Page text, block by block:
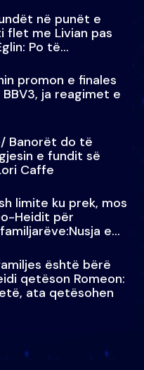
në punët e
flet me Livian pas
Po të
promon e finales
ja reagimet e
Banorët do të
e fundit së
Caffe
limite ku prek, mos
Heidit për
e
është bërë
qetëson Romeon:
ata qetësohen